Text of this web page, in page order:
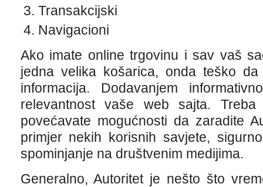
Transakcijski
Navigacioni
Ako imate online trgovinu i sav vaš
jedna velika košarica, onda teško
informacija. Dodavanjem
relevantnost vaše web sajta.
povećavate mogućnosti da zaradite
primjer nekih korisnih savjete,
spominjanje na društvenim medijima.
Generalno, Autoritet je nešto što